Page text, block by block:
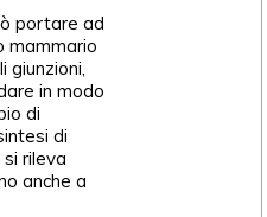
portare ad
mammario
giunzioni,
in modo
di
di
rileva
anche a